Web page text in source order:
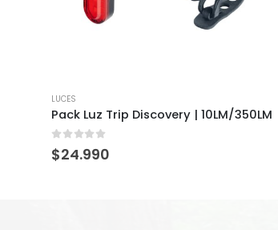
LUCES
Pack Luz Trip Discovery | 10LM/350LM
0 out of 5
$24.990